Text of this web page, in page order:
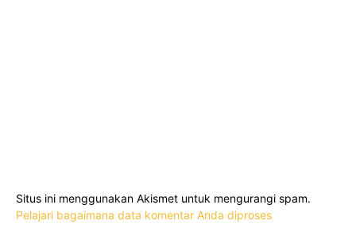
Situs ini menggunakan Akismet untuk mengurangi spam.
Pelajari bagaimana data komentar Anda diproses